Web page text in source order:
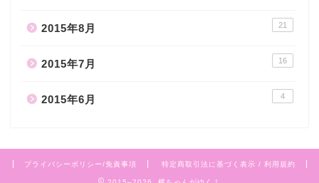
2015年8月 21
2015年7月 16
2015年6月 4
プライバシーポリシー/免責事項 特定商取引法に基づく表示 / 利用規約